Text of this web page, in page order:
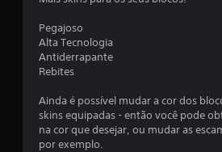
Pegajoso
Alta Tecnologia
Antiderrapante
Rebites
Ainda é possível mudar a cor dos
skins equipadas - então você pode
na cor que desejar, ou mudar as
por exemplo.